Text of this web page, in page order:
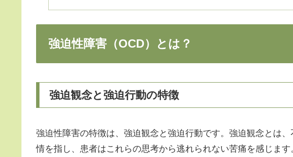
強迫性障害（OCD）とは？
強迫観念と強迫行動の特徴
強迫性障害の特徴は、強迫観念と強迫行動です。強迫観念とは
情を指し、患者はこれらの思考から逃れられない苦痛を感じま